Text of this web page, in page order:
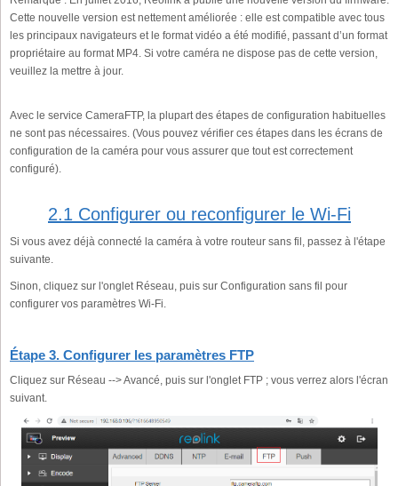
Cette nouvelle version est nettement améliorée : elle est compatible avec tous
les principaux navigateurs et le format vidéo a été modifié, passant d’un format
propriétaire au format MP4. Si votre caméra ne dispose pas de cette version,
veuillez la mettre à jour.
Avec le service CameraFTP, la plupart des étapes de configuration habituelles
ne sont pas nécessaires. (Vous pouvez vérifier ces étapes dans les écrans de
configuration de la caméra pour vous assurer que tout est correctement
configuré).
2.1 Configurer ou reconfigurer le Wi-Fi
Si vous avez déjà connecté la caméra à votre routeur sans fil, passez à l'étape
suivante.
Sinon, cliquez sur l'onglet Réseau, puis sur Configuration sans fil pour
configurer vos paramètres Wi-Fi.
Étape 3. Configurer les paramètres FTP
Cliquez sur Réseau --> Avancé, puis sur l'onglet FTP ; vous verrez alors l'écran
suivant.